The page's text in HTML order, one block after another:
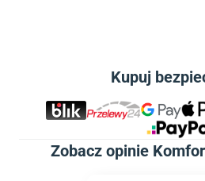
Kupuj
Zobacz opinie